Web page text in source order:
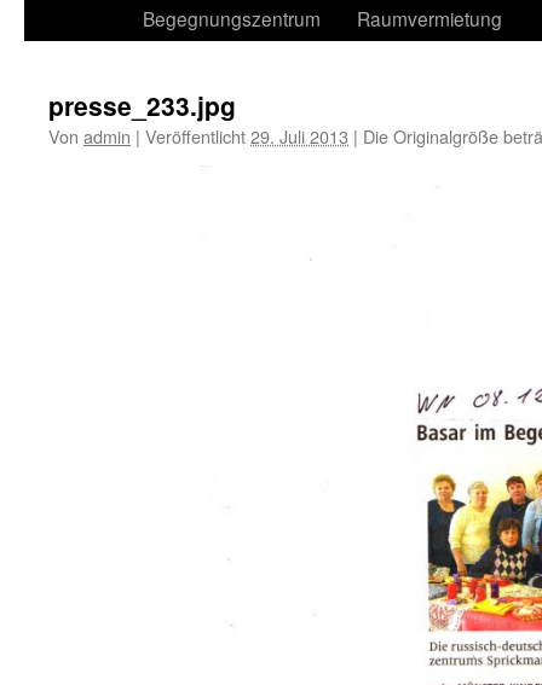
Begegnungszentrum
Raumvermietung
presse_233.jpg
Von admin | Veröffentlicht29. Juli 2013 | Die Originalgröße